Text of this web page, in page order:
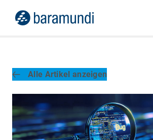
Alle Artikel anzeigen